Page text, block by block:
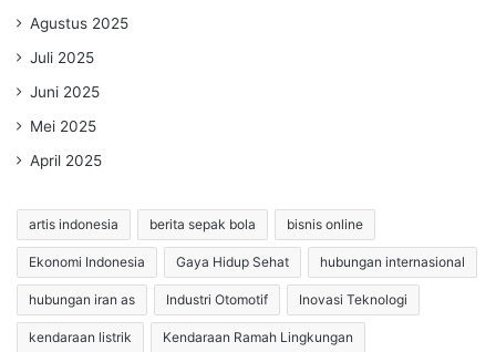
Agustus 2025
Juli 2025
Juni 2025
Mei 2025
April 2025
artis indonesia berita sepak bola bisnis online
Ekonomi Indonesia Gaya Hidup Sehat hubungan internasional
hubungan iran as Industri Otomotif Inovasi Teknologi
kendaraan listrik Kendaraan Ramah Lingkungan